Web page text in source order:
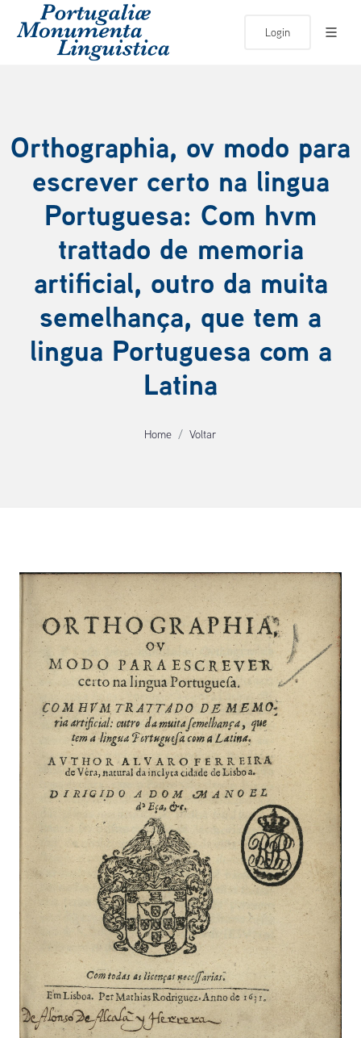
Login
Orthographia, ov modo para
escrever certo na lingua
Portuguesa: Com hvm
trattado de memoria
artificial, outro da muita
semelhança, que tem a
lingua Portuguesa com a
Latina
Home Voltar